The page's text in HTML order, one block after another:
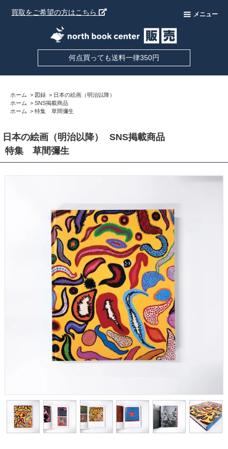
買取をご希望の方はこちら メニュー
何点買っても送料一律350円
ホーム > 図録 > 日本の絵画（明治以降）
ホーム > SNS掲載商品
ホーム > 特集 草間彌生
日本の絵画（明治以降）
SNS掲載商品
特集 草間彌生